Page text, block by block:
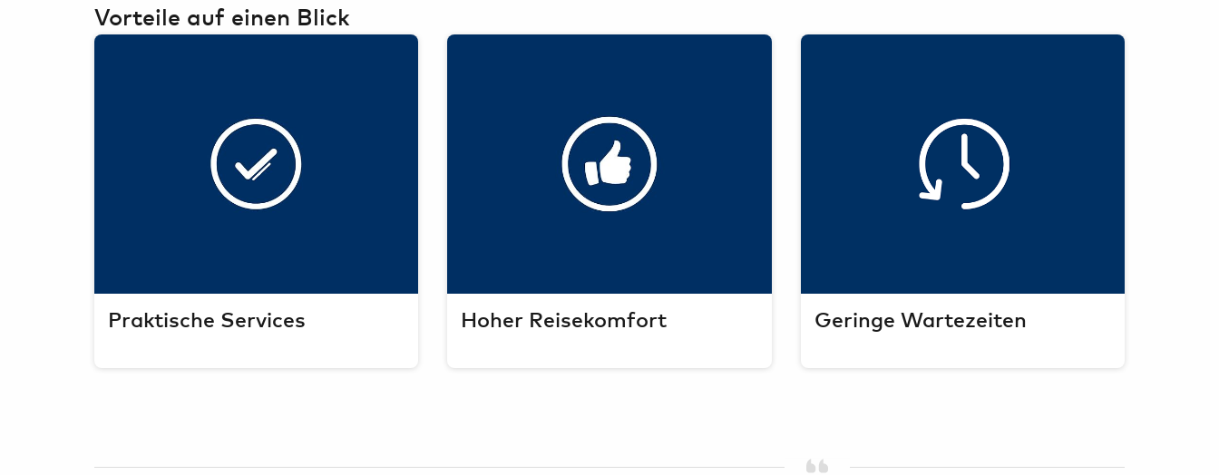
Vorteile auf einen Blick
Praktische Services Hoher Reisekomfort Geringe Wartezeiten